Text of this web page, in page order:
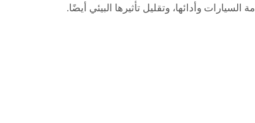
وأدائها، وتقليل تأثيرها البيئي أيضًا.